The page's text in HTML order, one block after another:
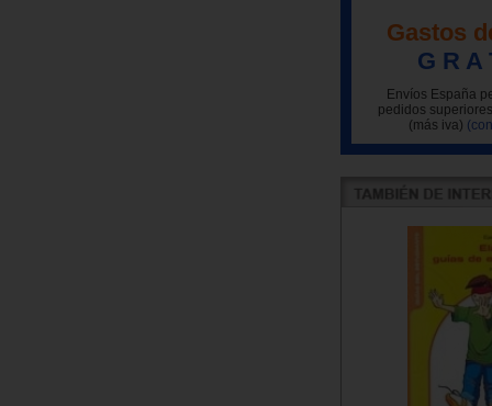
Gastos
G R A
Envíos España
pedidos
(más iva)